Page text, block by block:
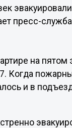
пресс-
на пятом
Когда
и в